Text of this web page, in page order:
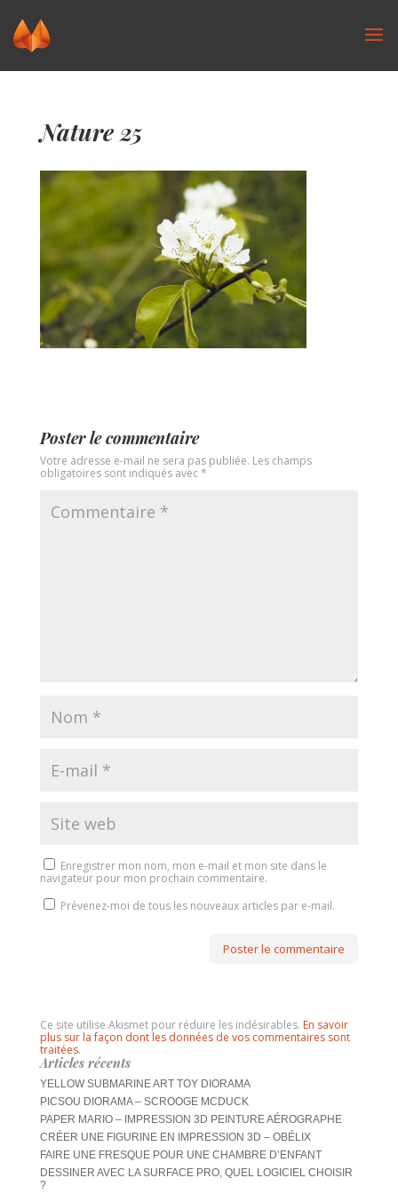
Nature 25
Poster le commentaire
Votre adresse e-mail ne sera pas publiée. Les champs
obligatoires sont indiqués avec*
Enregistrer mon nom, mon e-mail et mon site dans le
navigateur pour mon prochain commentaire.
Prévenez-moi de tous les nouveaux articles par e-mail.
Ce site utilise Akismet pour réduire les indésirables. En savoir
plus sur la façon dont les données de vos commentaires sont
traitées.
Articles récents
YELLOW SUBMARINE ART TOY DIORAMA
PICSOU DIORAMA – SCROOGE MCDUCK
PAPER MARIO – IMPRESSION 3D PEINTURE AÉROGRAPHE
CRÉER UNE FIGURINE EN IMPRESSION 3D – OBÉLIX
FAIRE UNE FRESQUE POUR UNE CHAMBRE D’ENFANT
DESSINER AVEC LA SURFACE PRO, QUEL LOGICIEL CHOISIR
?